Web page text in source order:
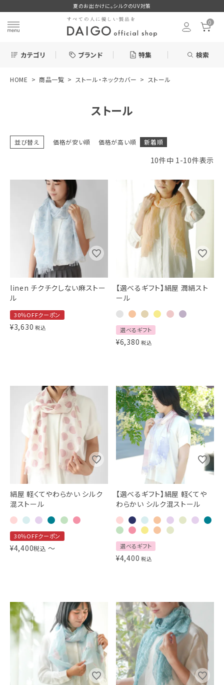
夏のお出かけに。シルクのUV対策
0
カテゴリ ブランド 特集 検索
新着＆再入荷商品
カテゴリーから探す
ギフトを探す
ブランドから探す
特集
読み物
HOME 商品一覧 ストール・ネックカバー ストール
ストール
並び替え 価格が安い順 価格が高い順 新着順
10件中 1-10件表示
linen チクチクしない麻ストー
ル
30％OFFクーポン
¥3,630 税込
【選べるギフト】絹屋 潤絹スト
ール
選べるギフト
¥6,380 税込
絹屋 軽くてやわらかい シルク
混ストール
30％OFFクーポン
¥4,400税込 〜
【選べるギフト】絹屋 軽くてや
わらかい シルク混ストール
選べるギフト
¥4,400 税込